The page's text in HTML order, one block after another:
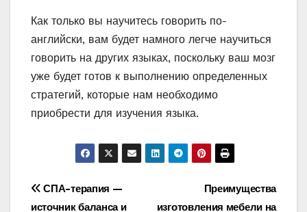
Как только вы научитесь говорить по-
английски, вам будет намного легче научиться
говорить на других языках, поскольку ваш мозг
уже будет готов к выполнению определенных
стратегий, которые нам необходимо
приобрести для изучения языка.
Навигация
Преимущества
изготовления мебели на
СПА-терапия —
источник баланса и